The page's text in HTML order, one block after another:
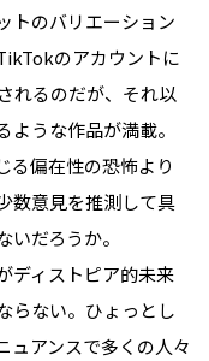
トのバリエーション
のアカウントに
れるのだが、それ以
うな作品が満載。
る偏在性の恐怖より
数意見を推測して具
だろうか。
ディストピア的未来
らない。ひょっとし
ュアンスで多くの人々